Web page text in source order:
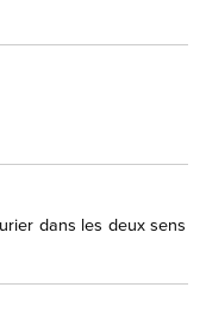
dans les deux sens